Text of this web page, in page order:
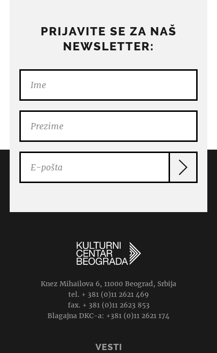
PRIJAVITE SE ZA NAŠ
NEWSLETTER:
Knez Mihailova 6, 11000 Beograd, Srbija
tel. + 381 (0)11 2621 469
fax. + 381 (0)11 2623 853
Blagajna DKC-a: +381 (0)11 2621 174
VESTI